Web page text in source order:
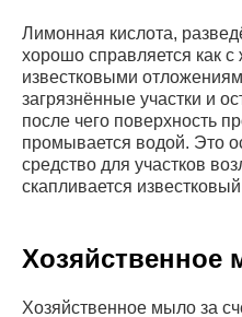
Лимонная кислота,
хорошо справляется как с
известковыми
загрязнённые участки и
после чего поверхность
промывается водой. Это
средство для участков
скапливается
Хозяйственное
Хозяйственное мыло за